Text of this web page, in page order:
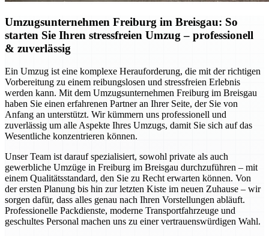
Umzugsunternehmen Freiburg im Breisgau: So
starten Sie Ihren stressfreien Umzug – professionell
& zuverlässig
Ein Umzug ist eine komplexe Herauforderung, die mit der richtigen
Vorbereitung zu einem reibungslosen und stressfreien Erlebnis
werden kann. Mit dem Umzugsunternehmen Freiburg im Breisgau
haben Sie einen erfahrenen Partner an Ihrer Seite, der Sie von
Anfang an unterstützt. Wir kümmern uns professionell und
zuverlässig um alle Aspekte Ihres Umzugs, damit Sie sich auf das
Wesentliche konzentrieren können.
Unser Team ist darauf spezialisiert, sowohl private als auch
gewerbliche Umzüge in Freiburg im Breisgau durchzuführen – mit
einem Qualitätsstandard, den Sie zu Recht erwarten können. Von
der ersten Planung bis hin zur letzten Kiste im neuen Zuhause – wir
sorgen dafür, dass alles genau nach Ihren Vorstellungen abläuft.
Professionelle Packdienste, moderne Transportfahrzeuge und
geschultes Personal machen uns zu einer vertrauenswürdigen Wahl.